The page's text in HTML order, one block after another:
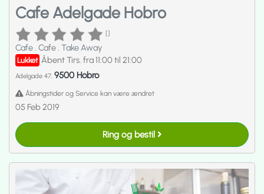
Cafe Adelgade Hobro
[]
Cafe. Cafe. Take Away
Lukket Åbent Tirs. fra 11:00 til 21:00
Adelgade 47, 9500 Hobro
Åbningstider og Service kan være ændret
05 Feb 2019
Ring og bestil